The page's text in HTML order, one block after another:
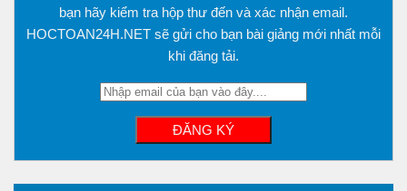
bạn hãy kiểm tra hộp thư đến và xác nhận email.
HOCTOAN24H.NET sẽ gửi cho bạn bài giảng mới nhất mỗi
khi đăng tải.